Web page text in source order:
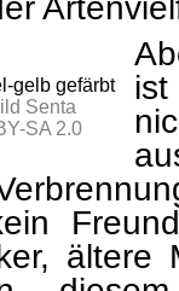
Senta
SA 2.0
ältere